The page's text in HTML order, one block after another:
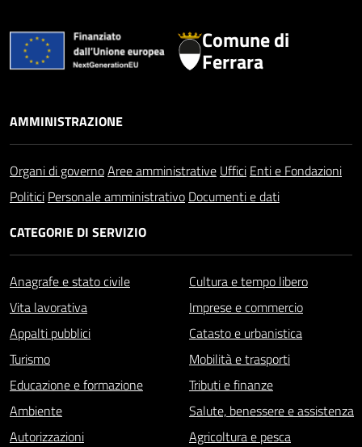
Comune di
Ferrara
AMMINISTRAZIONE
Organi di governoAree amministrative Uffici Enti e Fondazioni
Politici Personale amministrativo Documenti e dati
CATEGORIE DI SERVIZIO
Anagrafe e stato civile
Cultura e tempo libero
Vita lavorativa
Imprese e commercio
Appalti pubblici
Catasto e urbanistica
Turismo
Mobilità e trasporti
Educazione e formazione
Tributi e finanze
Ambiente
Salute, benessere e assistenza
Autorizzazioni
Agricoltura e pesca